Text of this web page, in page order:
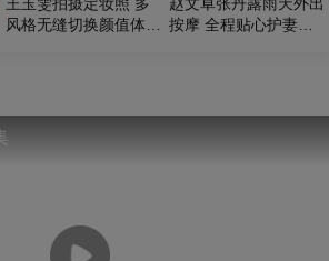
风格无缝切换颜值体态
按摩 全程贴心护妻恩